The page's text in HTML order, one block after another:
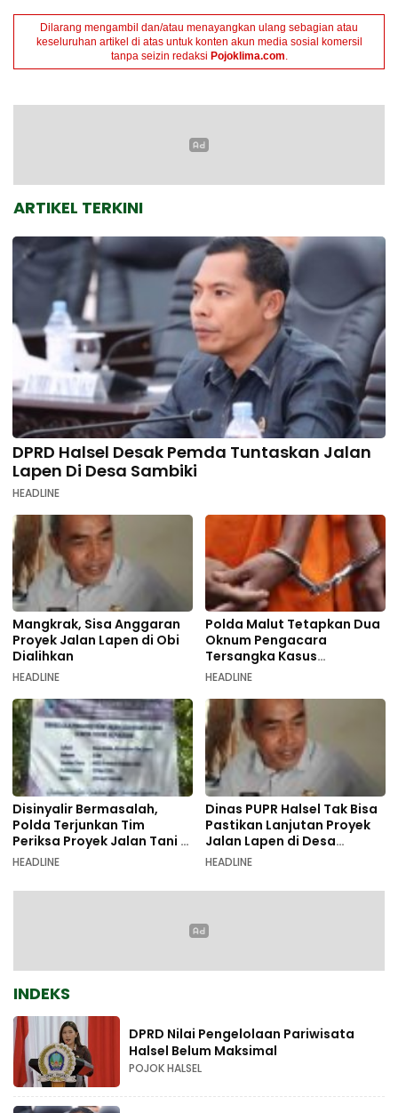
Dilarang mengambil dan/atau menayangkan ulang sebagian atau
keseluruhan artikel di atas untuk konten akun media sosial komersil
tanpa seizin redaksi Pojoklima.com.
ARTIKEL TERKINI
DPRD Halsel Desak Pemda Tuntaskan Jalan
Lapen Di Desa Sambiki
HEADLINE
Mangkrak, Sisa Anggaran
Proyek Jalan Lapen di Obi
Dialihkan
HEADLINE
Polda Malut Tetapkan Dua
Oknum Pengacara
Tersangka Kasus
Pemalsuan Dokumen
HEADLINE
Disinyalir Bermasalah,
Polda Terjunkan Tim
Periksa Proyek Jalan Tani di
Galala
HEADLINE
Dinas PUPR Halsel Tak Bisa
Pastikan Lanjutan Proyek
Jalan Lapen di Desa
Sambiki
HEADLINE
INDEKS
DPRD Nilai Pengelolaan Pariwisata
Halsel Belum Maksimal
POJOK HALSEL